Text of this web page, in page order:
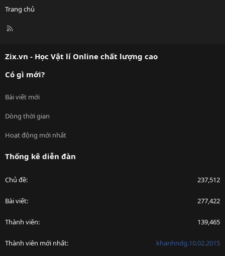
Trang chủ
R
Zix.vn - Học Vật lí Online chất lượng cao
Có gì mới?
Bài viết mới
Dòng thời gian
Hoạt động mới nhất
Thống kê diễn đàn
Chủ đề 237,512
Bài viết 277,422
Thành viên 139,465
Thành viên mới nhất khanhndg.10.02.2015